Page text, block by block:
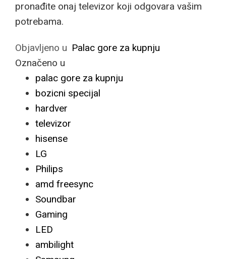
pronađite onaj televizor koji odgovara vašim
potrebama.
Objavljeno u Palac gore za kupnju
Označeno u
palac gore za kupnju
bozicni specijal
hardver
televizor
hisense
LG
Philips
amd freesync
Soundbar
Gaming
LED
ambilight